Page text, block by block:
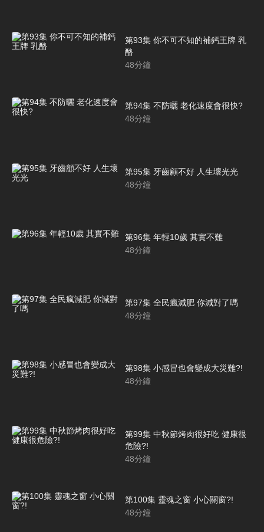
第93集 你不可不知的補鈣王牌 乳
酪
48分鐘
第94集 不防曬 老化速度會很快?
48分鐘
第95集 牙齒顧不好 人生壞光光
48分鐘
第96集 年輕10歲 其實不難
48分鐘
第97集 全民瘋減肥 你減對了嗎
48分鐘
第98集 小感冒也會變成大災難?!
48分鐘
第99集 中秋節烤肉很好吃 健康很
危險?!
48分鐘
第100集 靈魂之窗 小心關窗?!
48分鐘